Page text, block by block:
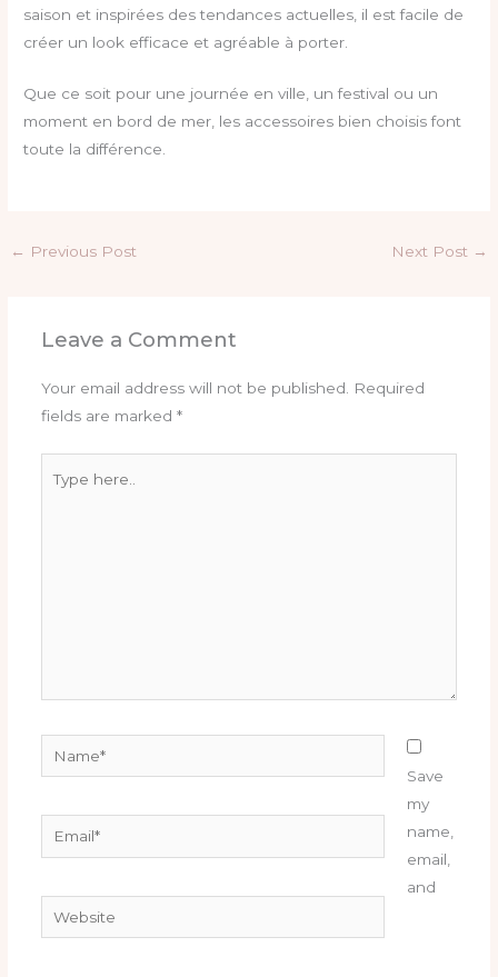
saison et inspirées des tendances actuelles, il est facile de
créer un look efficace et agréable à porter.
Que ce soit pour une journée en ville, un festival ou un
moment en bord de mer, les accessoires bien choisis font
toute la différence.
← Previous Post Next Post →
Leave a Comment
Your email address will not be published.
Required
fields are marked *
here..
Website
Save
my
name,
email,
and